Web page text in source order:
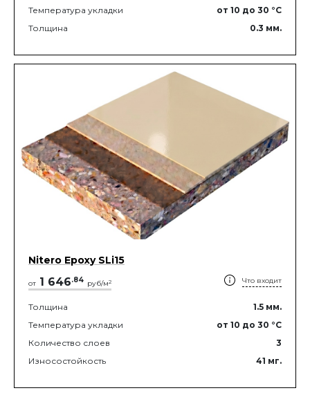
Температура укладки от 10 до 30 °C
Толщина
0.3 мм.
Nitero Epoxy SLi15
от 1 646.84 руб/м2 Что входит
Толщина 1.5 мм.
Температура укладки
от 10 до 30 °C
Количество слоев
3
Износостойкость
41 мг.